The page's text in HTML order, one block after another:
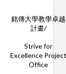
銘傳大學教學卓越
計畫/
Strive for
Excellence
Office